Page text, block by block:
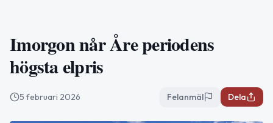
Imorgon når Åre periodens
högsta elpris
5 februari 2026 Felanmäl Dela